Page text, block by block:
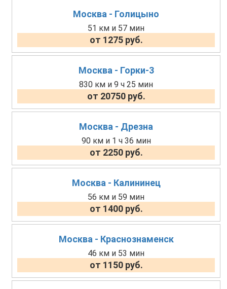
Москва - Голицыно
51 км и 57 мин
от 1275 руб.
Москва - Горки-3
830 км и 9 ч 25 мин
от 20750 руб.
Москва - Дрезна
90 км и 1 ч 36 мин
от 2250 руб.
Москва - Калининец
56 км и 59 мин
от 1400 руб.
Москва - Краснознаменск
46 км и 53 мин
от 1150 руб.